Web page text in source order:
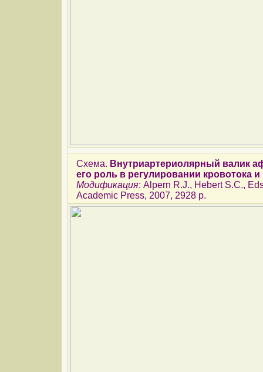
Схема. Внутриартериолярный валик
его роль в регулировании кровотока и
Модификация: Alpern R.J., Hebert S.C.,
Academic Press, 2007, 2928 p.